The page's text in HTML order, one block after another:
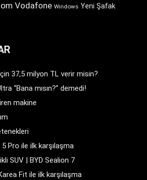
Vodafone Windows Yeni Şafak
37,5 milyon TL verir misin?
“Bana mısın?” demedi!
makine
Pro ile ilk karşılaşma
SUV | BYD Sealion 7
Fit ile ilk karşılaşma